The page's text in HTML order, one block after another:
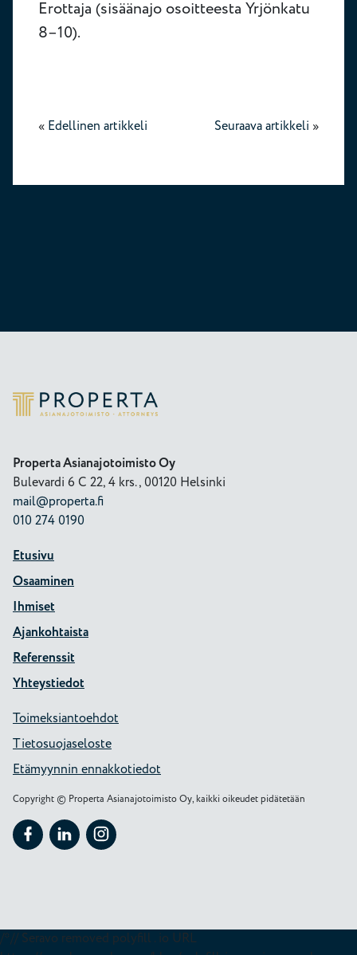
Erottaja (sisäänajo osoitteesta Yrjönkatu
8–10).
« Edellinen artikkeli Seuraava artikkeli »
Properta
Properta Asianajotoimisto Oy
Bulevardi 6 C 22, 4 krs., 00120 Helsinki
mail@properta.fi
010 274 0190
Etusivu
Osaaminen
Ihmiset
Ajankohtaista
Referenssit
Yhteystiedot
Toimeksiantoehdot
Tietosuojaseloste
Etämyynnin ennakkotiedot
Copyright © Properta Asianajotoimisto Oy, kaikki oikeudet pidätetään
Seuraa Properta kohteessa: Facebook
Seuraa Properta kohteessa: LinkedIn
Seuraa Properta kohteessa: Instagram
/*// Seravo removed polyfill . io URL